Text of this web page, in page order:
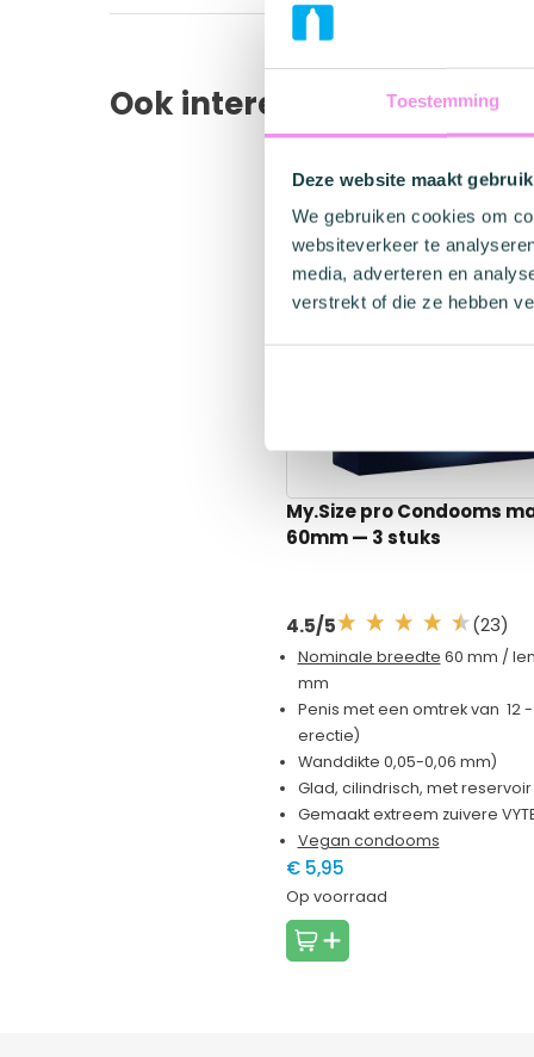
Toestemming
Deze website maakt
We gebruiken cookies om
websiteverkeer te
media, adverteren en
verstrekt of die ze hebben
My.Size Pro
Materiaal
Natuurlijk Rubber
Neutraal
Neutraal
Nee
Nee
Ook interessant
My.Size pro Condooms
60mm— 3 stuks
4.5/5 (23)
Nominale breedte 60 mm /
mm
Penis met een omtrek van 12 -
erectie)
Wanddikte 0,05-0,06 mm)
Glad, cilindrisch, met reservoir
Gemaakt extreem zuivere
Vegan condooms
€ 5,95
Op voorraad